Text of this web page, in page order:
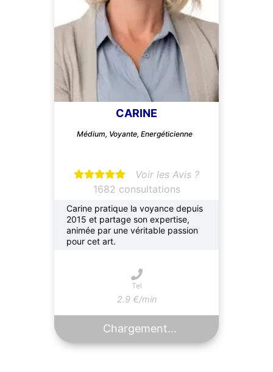
CARINE
Médium, Voyante, Energéticienne
Voir les Avis ?
1682 consultations
Carine pratique la voyance depuis
2015 et partage son expertise,
animée par une véritable passion
pour cet art.
Tel
2.9 €/min
Chargement...